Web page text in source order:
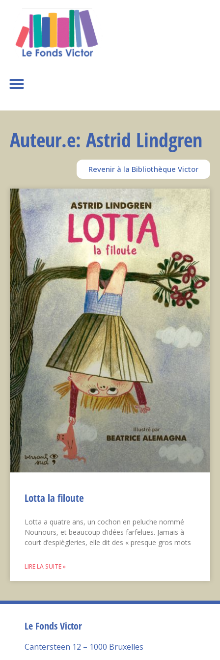
Auteur.e: Astrid Lindgren
Revenir à la Bibliothèque Victor
Lotta la filoute
Lotta a quatre ans, un cochon en peluche nommé
Nounours, et beaucoup d’idées farfelues. Jamais à
court d’espiègleries, elle dit des « presque gros mots
LIRE LA SUITE »
Le Fonds Victor
Cantersteen 12 – 1000 Bruxelles